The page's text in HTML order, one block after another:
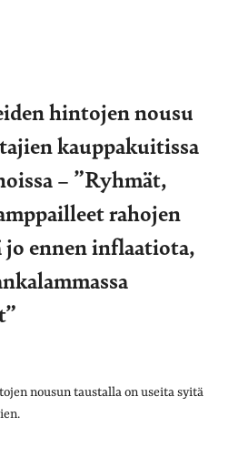
hintojen nousu
kauppakuitissa
– ”Ryhmät,
rahojen
ennen inflaatiota,
nousun taustalla on useita syitä